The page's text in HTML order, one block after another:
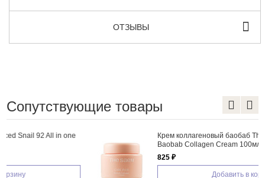
ОТЗЫВЫ
Сопутствующие товары
Крем коллагеновый баобаб The Saem Care Plus
Baobab Collagen Cream 100мл